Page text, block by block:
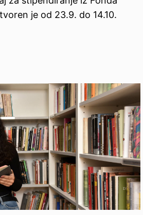
je od 23.9. do 14.10.